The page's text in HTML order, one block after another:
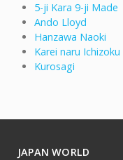
5-ji Kara 9-ji Made
Ando Lloyd
Hanzawa Naoki
Karei naru Ichizoku
Kurosagi
JAPAN WORLD